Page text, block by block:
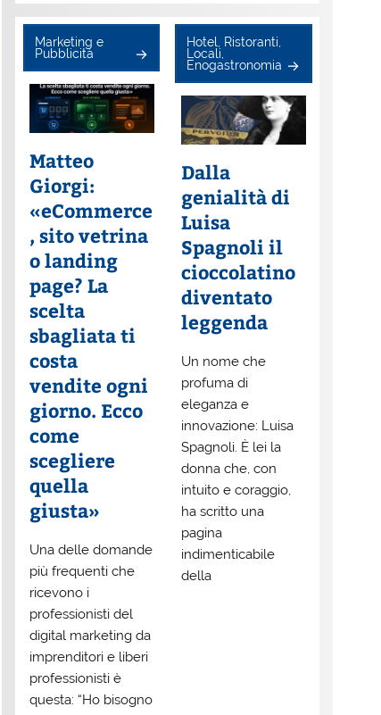
Marketing e
Pubblicità
Matteo
Giorgi:
«eCommerce
, sito vetrina
o landing
page? La
scelta
sbagliata ti
costa
vendite ogni
giorno. Ecco
come
scegliere
quella
giusta»
Una delle domande
più frequenti che
ricevono i
professionisti del
digital marketing da
imprenditori e liberi
professionisti è
questa: “Ho bisogno
Hotel, Ristoranti,
Locali,
Enogastronomia
Dalla
genialità di
Luisa
Spagnoli il
cioccolatino
diventato
leggenda
Un nome che
profuma di
eleganza e
innovazione: Luisa
Spagnoli. È lei la
donna che, con
intuito e coraggio,
ha scritto una
pagina
indimenticabile
della